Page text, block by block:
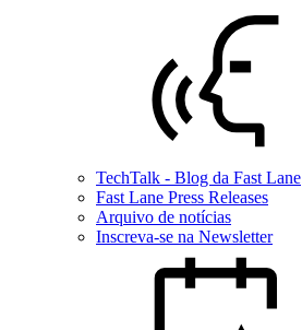
TechTalk - Blog da Fast Lane
Fast Lane Press Releases
Arquivo de notícias
Inscreva-se na Newsletter